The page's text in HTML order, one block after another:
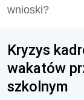
wnioski?
Kryzys
wakatów
szkolnym